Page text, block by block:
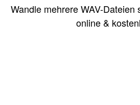
Wandle mehrere WAV-Dateien
online &